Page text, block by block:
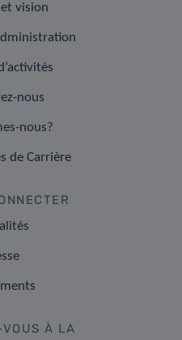
vision
nous
nous?
de Carrière
À LA